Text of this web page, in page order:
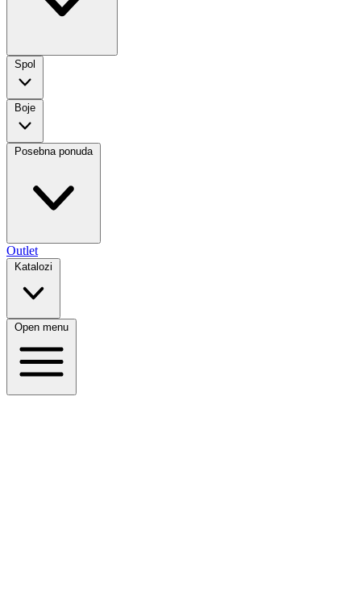
Spol
Boje
Posebna ponuda
Outlet
Katalozi
Open menu